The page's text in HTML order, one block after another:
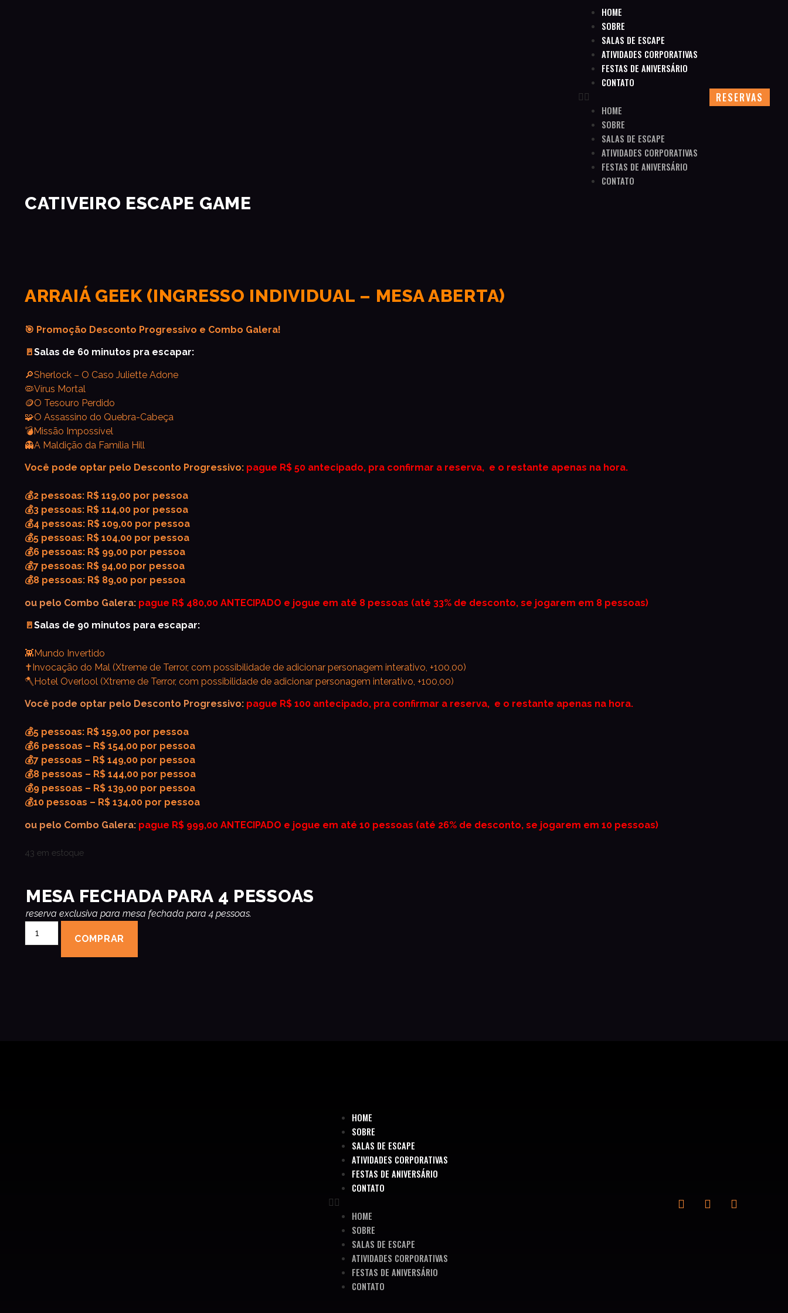
HOME
SOBRE
SALAS DE ESCAPE
ATIVIDADES CORPORATIVAS
FESTAS DE ANIVERSÁRIO
CONTATO
HOME
SOBRE
SALAS DE ESCAPE
ATIVIDADES CORPORATIVAS
FESTAS DE ANIVERSÁRIO
CONTATO
RESERVAS
CATIVEIRO ESCAPE GAME
ARRAIÁ GEEK (INGRESSO INDIVIDUAL – MESA ABERTA)
🎯 Promoção Desconto Progressivo e Combo Galera!
🚪Salas de 60 minutos pra escapar:
🔎Sherlock – O Caso Juliette Adone
🦠Vírus Mortal
🪙O Tesouro Perdido
🧩O Assassino do Quebra-Cabeça
💣Missão Impossível
👻A Maldição da Família Hill
Você pode optar pelo Desconto Progressivo: pague R$ 50 antecipado, pra confirmar a reserva, e o restante apenas na hora.
💰2 pessoas: R$ 119,00 por pessoa
💰3 pessoas: R$ 114,00 por pessoa
💰4 pessoas: R$ 109,00 por pessoa
💰5 pessoas: R$ 104,00 por pessoa
💰6 pessoas: R$ 99,00 por pessoa
💰7 pessoas: R$ 94,00 por pessoa
💰8 pessoas: R$ 89,00 por pessoa
ou pelo Combo Galera: pague R$ 480,00 ANTECIPADO e jogue em até 8 pessoas (até 33% de desconto, se jogarem em 8 pessoas)
🚪Salas de 90 minutos para escapar:
👾Mundo Invertido
✝️Invocação do Mal (Xtreme de Terror, com possibilidade de adicionar personagem interativo, +100,00)
🪓Hotel Overlool (Xtreme de Terror, com possibilidade de adicionar personagem interativo, +100,00)
Você pode optar pelo Desconto Progressivo: pague R$ 100 antecipado, pra confirmar a reserva, e o restante apenas na hora.
💰5 pessoas: R$ 159,00 por pessoa
💰6 pessoas – R$ 154,00 por pessoa
💰7 pessoas – R$ 149,00 por pessoa
💰8 pessoas – R$ 144,00 por pessoa
💰9 pessoas – R$ 139,00 por pessoa
💰10 pessoas – R$ 134,00 por pessoa
ou pelo Combo Galera: pague R$ 999,00 ANTECIPADO e jogue em até 10 pessoas (até 26% de desconto, se jogarem em 10 pessoas)
43 em estoque
MESA FECHADA PARA 4 PESSOAS
reserva exclusiva para mesa fechada para 4 pessoas.
COMPRAR
HOME
SOBRE
SALAS DE ESCAPE
ATIVIDADES CORPORATIVAS
FESTAS DE ANIVERSÁRIO
CONTATO
HOME
SOBRE
SALAS DE ESCAPE
ATIVIDADES CORPORATIVAS
FESTAS DE ANIVERSÁRIO
CONTATO